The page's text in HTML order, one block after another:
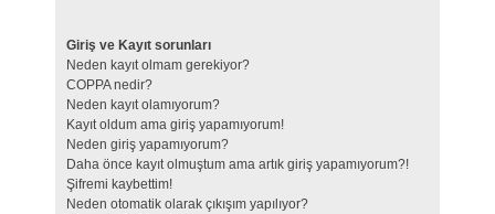
Giriş ve Kayıt sorunları
Neden kayıt olmam gerekiyor?
COPPA nedir?
Neden kayıt olamıyorum?
Kayıt oldum ama giriş yapamıyorum!
Neden giriş yapamıyorum?
Daha önce kayıt olmuştum ama artık giriş yapamıyorum?!
Şifremi kaybettim!
Neden otomatik olarak çıkışım yapılıyor?